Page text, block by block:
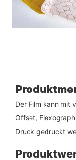
Der Film kann mit
Offset,
Druck gedruckt